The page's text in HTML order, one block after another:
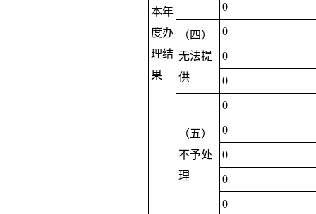
本年
度办
理结
果
0
（四）
无法提
供
0
0
0
（五）
不予处
理
0
0
0
0
0